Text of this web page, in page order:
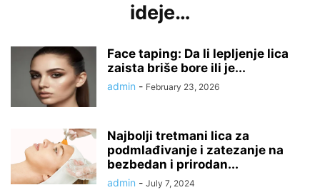
ideje…
Face taping: Da li lepljenje lica
zaista briše bore ili je...
admin - February 23, 2026
Najbolji tretmani lica za
podmlađivanje i zatezanje na
bezbedan i prirodan...
admin - July 7, 2024